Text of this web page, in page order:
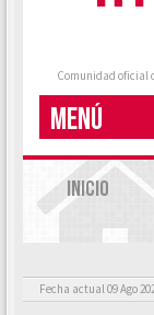
Comunidad oficial
MENÚ
INICIO
Fecha actual 09 Ago